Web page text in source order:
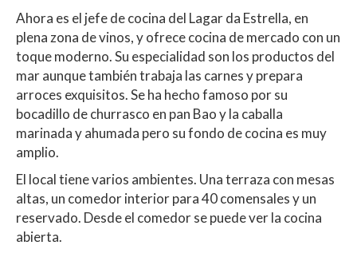
Ahora es el jefe de cocina del Lagar da Estrella, en
plena zona de vinos, y ofrece cocina de mercado con un
toque moderno. Su especialidad son los productos del
mar aunque también trabaja las carnes y prepara
arroces exquisitos. Se ha hecho famoso por su
bocadillo de churrasco en pan Bao y la caballa
marinada y ahumada pero su fondo de cocina es muy
amplio.
El local tiene varios ambientes. Una terraza con mesas
altas, un comedor interior para 40 comensales y un
reservado. Desde el comedor se puede ver la cocina
abierta.